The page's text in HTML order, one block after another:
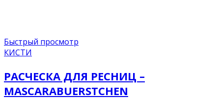
Быстрый просмотр
КИСТИ
РАСЧЕСКА ДЛЯ РЕСНИЦ –
MASCARABUERSTCHEN